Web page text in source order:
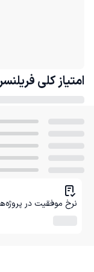
امتیاز کلی
نرخ موفقیت در